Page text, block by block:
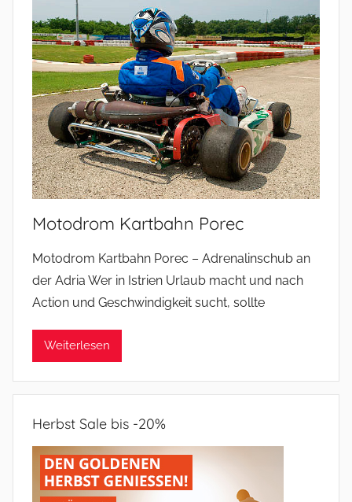
Motodrom Kartbahn Porec
Motodrom Kartbahn Porec – Adrenalinschub an
der Adria Wer in Istrien Urlaub macht und nach
Action und Geschwindigkeit sucht, sollte
Weiterlesen
Herbst Sale bis -20%